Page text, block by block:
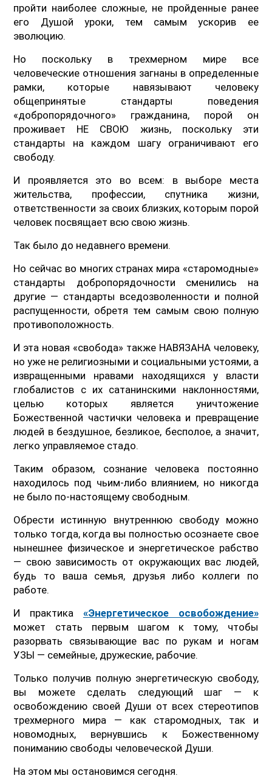
пройти наиболее сложные, не пройденные ранее
его Душой уроки, тем самым ускорив ее
эволюцию.
Но поскольку в трехмерном мире все
человеческие отношения загнаны в определенные
рамки, которые навязывают человеку
общепринятые стандарты поведения
«добропорядочного» гражданина, порой он
проживает НЕ СВОЮ жизнь, поскольку эти
стандарты на каждом шагу ограничивают его
свободу.
И проявляется это во всем: в выборе места
жительства, профессии, спутника жизни,
ответственности за своих близких, которым порой
человек посвящает всю свою жизнь.
Так было до недавнего времени.
Но сейчас во многих странах мира «старомодные»
стандарты добропорядочности сменились на
другие — стандарты вседозволенности и полной
распущенности, обретя тем самым свою полную
противоположность.
И эта новая «свобода» также НАВЯЗАНА человеку,
но уже не религиозными и социальными устоями, а
извращенными нравами находящихся у власти
глобалистов с их сатанинскими наклонностями,
целью которых является уничтожение
Божественной частички человека и превращение
людей в бездушное, безликое, бесполое, а значит,
легко управляемое стадо.
Таким образом, сознание человека постоянно
находилось под чьим-либо влиянием, но никогда
не было по-настоящему свободным.
Обрести истинную внутреннюю свободу можно
только тогда, когда вы полностью осознаете свое
нынешнее физическое и энергетическое рабство
— свою зависимость от окружающих вас людей,
будь то ваша семья, друзья либо коллеги по
работе.
И практика «Энергетическое освобождение»
может стать первым шагом к тому, чтобы
разорвать связывающие вас по рукам и ногам
УЗЫ — семейные, дружеские, рабочие.
Только получив полную энергетическую свободу,
вы можете сделать следующий шаг — к
освобождению своей Души от всех стереотипов
трехмерного мира — как старомодных, так и
новомодных, вернувшись к Божественному
пониманию свободы человеческой Души.
На этом мы остановимся сегодня.